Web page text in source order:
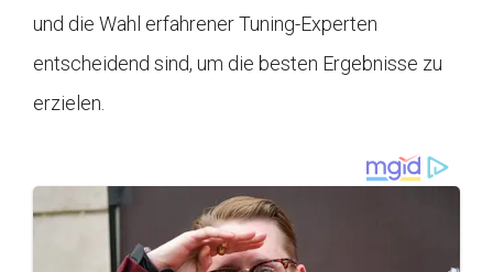
und die Wahl erfahrener Tuning-Experten
entscheidend sind, um die besten Ergebnisse zu
erzielen.